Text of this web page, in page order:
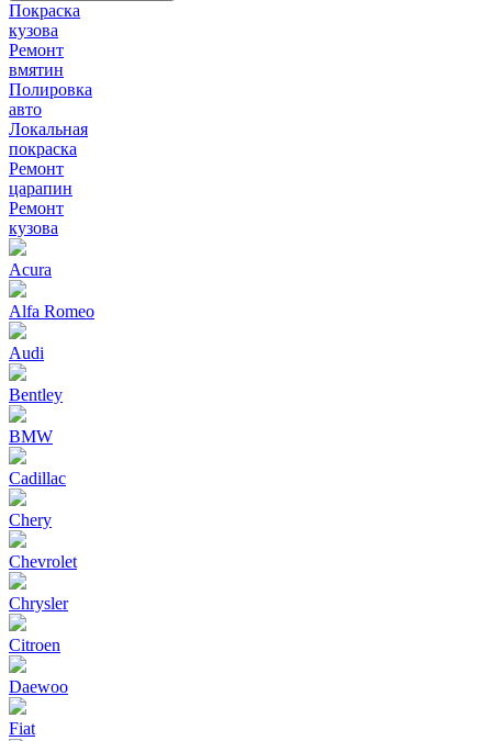
Покраска
кузова
Ремонт
вмятин
Полировка
авто
Локальная
покраска
Ремонт
царапин
Ремонт
кузова
Acura
Alfa Romeo
Audi
Bentley
BMW
Cadillac
Chery
Chevrolet
Chrysler
Citroen
Daewoo
Fiat